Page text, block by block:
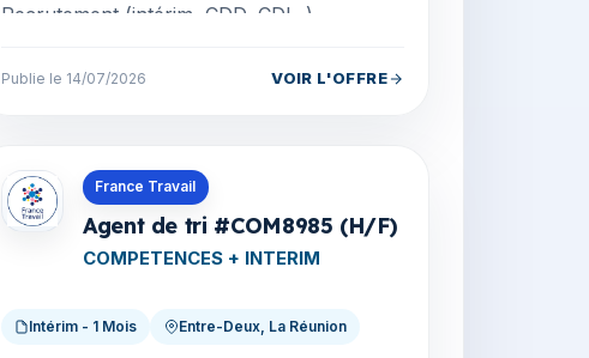
Recrutement (intérim, CDD, CDI...) -
Publie le 14/07/2026 VOIR L'OFFRE
France Travail
Agent de tri #COM8985 (H/F)
COMPETENCES + INTERIM
Intérim - 1 Mois Entre-Deux, La Réunion
Offres en La Réunion